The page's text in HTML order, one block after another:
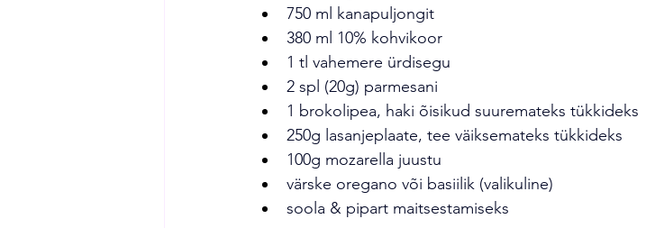
750 ml kanapuljongit
380 ml 10% kohvikoor
1 tl vahemere ürdisegu
2 spl (20g) parmesani
1 brokolipea, haki õisikud suuremateks tükkideks
250g lasanjeplaate, tee väiksemateks tükkideks
100g mozarella juustu
värske oregano või basiilik (valikuline)
soola & pipart maitsestamiseks